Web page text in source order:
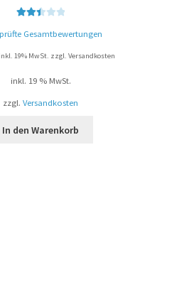
et mit
2.50
Gesamtbewertungen
inkl. 19% MwSt. zzgl. Versandkosten
inkl. 19 % MwSt.
zzgl.Versandkosten
In den Warenkorb